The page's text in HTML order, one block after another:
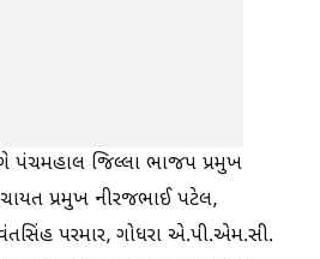
પંચમહાલ જિલ્લા ભાજપ પ્રમુખ
પ્રમુખ નીરજભાઈ પટેલ,
પરમાર, ગોધરા એ.પી.એમ.સી.